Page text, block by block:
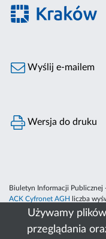
Używamy
przeglądania
Wyślij e-mailem
Wersja do druku
Biuletyn Informacji
ACK Cyfronet AGH
liczba